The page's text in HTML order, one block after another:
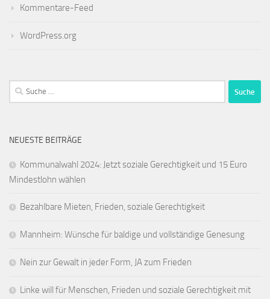
Kommentare-Feed
WordPress.org
Suche
nach:
NEUESTE BEITRÄGE
Kommunalwahl 2024: Jetzt soziale Gerechtigkeit und 15 Euro
Mindestlohn wählen
Bezahlbare Mieten, Frieden, soziale Gerechtigkeit
Mannheim: Wünsche für baldige und vollständige Genesung
Nein zur Gewalt in jeder Form, JA zum Frieden
Linke will für Menschen, Frieden und soziale Gerechtigkeit mit